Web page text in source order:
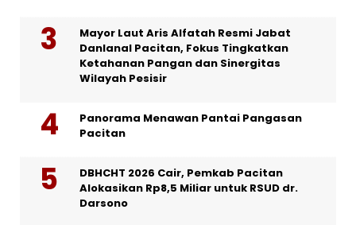
Mayor Laut Aris Alfatah Resmi Jabat
Danlanal Pacitan, Fokus Tingkatkan
Ketahanan Pangan dan Sinergitas
Wilayah Pesisir
Panorama Menawan Pantai Pangasan
Pacitan
DBHCHT 2026 Cair, Pemkab Pacitan
Alokasikan Rp8,5 Miliar untuk RSUD dr.
Darsono